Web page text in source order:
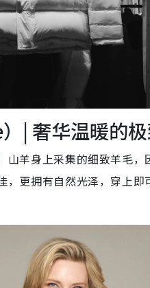
| 奢华温暖的
山羊身上采集的细致羊毛
，更拥有自然光泽，穿上